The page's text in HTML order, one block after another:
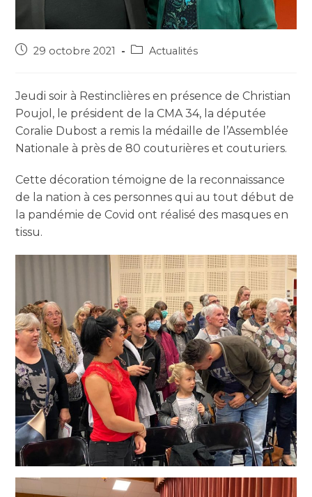
29 octobre 2021 Actualités
Jeudi soir à Restinclières en présence de Christian
Poujol, le président de la CMA 34, la députée
Coralie Dubost a remis la médaille de l’Assemblée
Nationale à près de 80 couturières et couturiers.
Cette décoration témoigne de la reconnaissance
de la nation à ces personnes qui au tout début de
la pandémie de Covid ont réalisé des masques en
tissu.